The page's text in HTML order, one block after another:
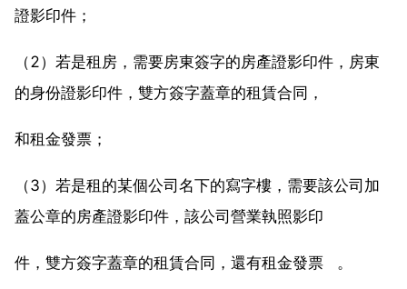
證影印件；
（2）若是租房，需要房東簽字的房產證影印件，房東
的身份證影印件，雙方簽字蓋章的租賃合同，
和租金發票；
（3）若是租的某個公司名下的寫字樓，需要該公司加
蓋公章的房產證影印件，該公司營業執照影印
件，雙方簽字蓋章的租賃合同，還有租金發票 。